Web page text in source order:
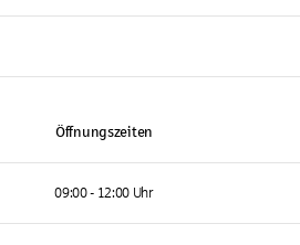
Öffnungszeiten
09:00 - 12:00 Uhr